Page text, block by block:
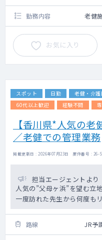
勤務内容 老健
お気に入り
スポット 日勤 老健・介
60代以上歓迎
経験不問
【香川県*人気の
／老健での管理業務
掲載更新日 : 2026年07月23日 案件番号 : 26-
担当エージェントより
人気の”父母ヶ浜”を望む立
一度訪れた先生から何度も
路線 JR予